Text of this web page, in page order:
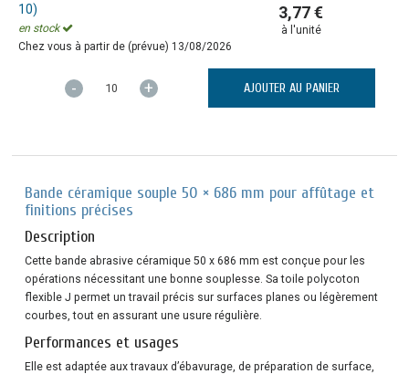
10)
en stock
Chez vous à partir de (prévue) 13/08/2026
3,77 €
à l'unité
- + AJOUTER AU PANIER
Bande céramique souple 50 × 686 mm pour affûtage et
finitions précises
Description
Cette bande abrasive céramique 50 x 686 mm est conçue pour les
opérations nécessitant une bonne souplesse. Sa toile polycoton
flexible J permet un travail précis sur surfaces planes ou légèrement
courbes, tout en assurant une usure régulière.
Performances et usages
Elle est adaptée aux travaux d’ébavurage, de préparation de surface,